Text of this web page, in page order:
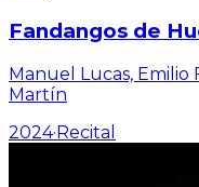
Fandangos de
Manuel Lucas, Emilio
Martín
2024·Recital